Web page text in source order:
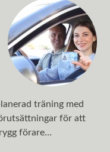
träning med
för att
förare…